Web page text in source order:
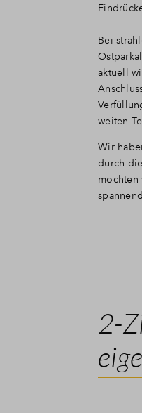
Bei
aktuell
weiten
Wir
durch
möchten
2-